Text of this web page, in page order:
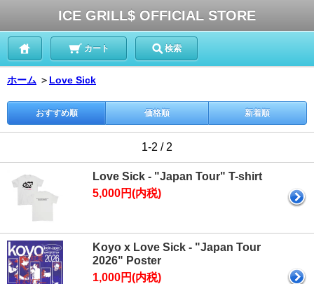
ICE GRILL$ OFFICIAL STORE
カート 検索
ホーム ＞ Love Sick
おすすめ順 価格順 新着順
1-2 / 2
Love Sick - "Japan Tour" T-shirt
5,000円(内税)
Koyo x Love Sick - "Japan Tour
2026" Poster
1,000円(内税)